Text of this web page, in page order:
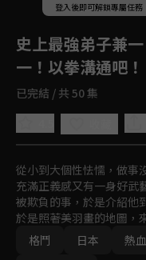
登入後即可解鎖專屬任務
史上最強弟子兼一
一！以拳溝通吧！
已完結 / 共 50 集
從小到大個性怯懦，做事
充滿正義感又有一身好武
被欺負的事，於是介紹他
於是照著美羽畫的地圖，
其實是窮究武技於頂點，
泊」！！
格鬥
日本 熱血